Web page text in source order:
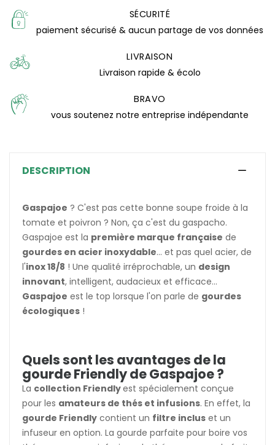
SÉCURITÉ
paiement sécurisé & aucun partage de vos données
LIVRAISON
Livraison rapide & écolo
BRAVO
vous soutenez notre entreprise indépendante
DESCRIPTION
Gaspajoe ? C'est pas cette bonne soupe froide à la
tomate et poivron ? Non, ça c'est du gaspacho.
Gaspajoe est la première marque française de
gourdes en acier inoxydable... et pas quel acier, de
l'inox 18/8 ! Une qualité irréprochable, un design
innovant, intelligent, audacieux et efficace...
Gaspajoe est le top lorsque l'on parle de gourdes
écologiques !
Quels sont les avantages de la
gourde Friendly de Gaspajoe ?
La collection Friendlyest spécialement conçue
pour les amateurs de thés et infusions. En effet, la
gourde Friendly contient un filtre inclus et un
infuseur en option. La gourde parfaite pour boire vos